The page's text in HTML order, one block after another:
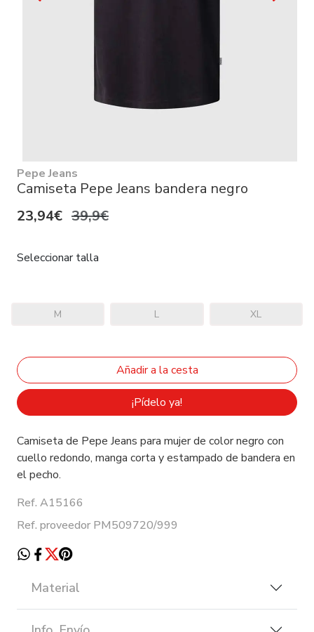
Pepe Jeans
Camiseta Pepe Jeans bandera negro
23,94€ 39,9€
Seleccionar talla
M L XL
¡Pídelo ya!
Camiseta de Pepe Jeans para mujer de color negro con
cuello redondo, manga corta y estampado de bandera en
el pecho.
Ref. A15166
Ref. proveedor PM509720/999
Material